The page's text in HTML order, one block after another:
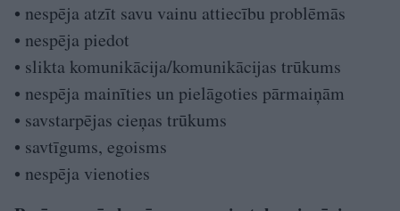
• nespēja atzīt savu vainu attiecību problēmās
• nespēja piedot
• slikta komunikācija/komunikācijas trūkums
• nespēja mainīties un pielāgoties pārmaiņām
• savstarpējas cieņas trūkums
• savtīgums, egoisms
• nespēja vienoties